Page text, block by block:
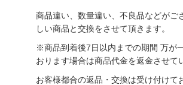
商品違い、数量違い、不良品などがご
しい商品と交換をさせて頂きます。
※商品到着後7日以内までの期間 万が
おります場合は商品代金を返金させて
お客様都合の返品・交換は受け付けて